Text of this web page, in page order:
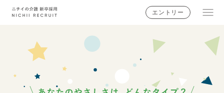
エントリー
ニチイの想い
ニチイではたらく人